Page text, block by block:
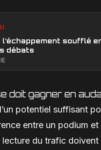
soufflé
débats
doit gagner en
potentiel suffisant
entre un podium
du trafic doivent